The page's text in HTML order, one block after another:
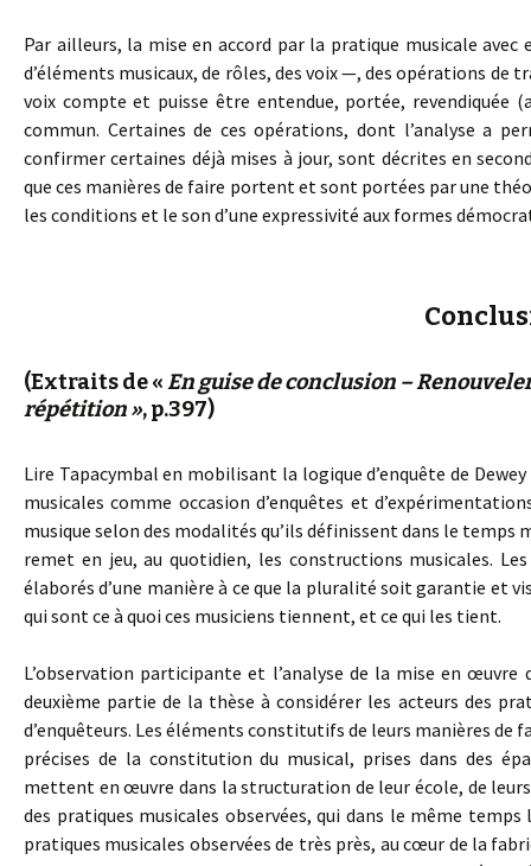
Par ailleurs, la mise en accord par la pratique musicale
d’éléments musicaux, de rôles, des voix —, des opérations de
voix compte et puisse être entendue, portée, revendiquée
commun. Certaines de ces opérations, dont l’analyse a
confirmer certaines déjà mises à jour, sont décrites en
que ces manières de faire portent et sont portées par une
les conditions et le son d’une expressivité aux formes
(Extraits de «En guise de conclusion –
répétition », p.397)
Lire Tapacymbal en mobilisant la logique d’enquête de
musicales comme occasion d’enquêtes et
musique selon des modalités qu’ils définissent dans le
remet en jeu, au quotidien, les constructions musicales.
élaborés d’une manière à ce que la pluralité soit garantie et
qui sont ce à quoi ces musiciens tiennent, et ce qui les tient.
L’observation participante et l’analyse de la mise en
deuxième partie de la thèse à considérer les acteurs des
d’enquêteurs. Les éléments constitutifs de leurs manières de
précises de la constitution du musical, prises dans des
mettent en œuvre dans la structuration de leur école, de
des pratiques musicales observées, qui dans le même
pratiques musicales observées de très près, au cœur de la